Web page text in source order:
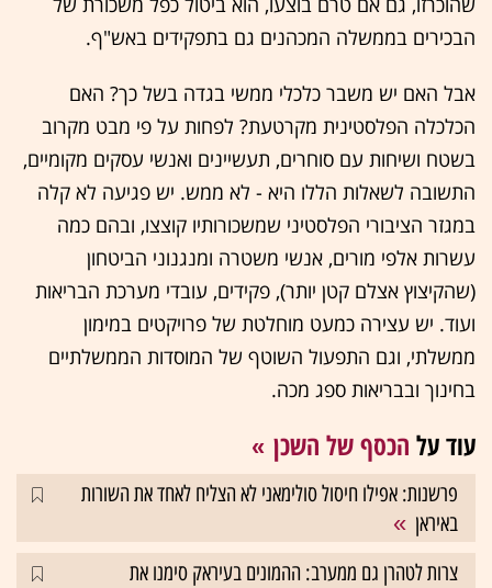
הבכירים בממשלה המכהנים גם בתפקידים באש"ף.
אבל האם יש משבר כלכלי ממשי בגדה בשל כך? האם
הכלכלה הפלסטינית מקרטעת? לפחות על פי מבט מקרוב
בשטח ושיחות עם סוחרים, תעשיינים ואנשי עסקים מקומיים,
התשובה לשאלות הללו היא - לא ממש. יש פגיעה לא קלה
במגזר הציבורי הפלסטיני שמשכורותיו קוצצו, ובהם כמה
עשרות אלפי מורים, אנשי משטרה ומנגנוני הביטחון
(שהקיצוץ אצלם קטן יותר), פקידים, עובדי מערכת הבריאות
ועוד. יש עצירה כמעט מוחלטת של פרויקטים במימון
ממשלתי, וגם התפעול השוטף של המוסדות הממשלתיים
בחינוך ובבריאות ספג מכה.
עוד על הכסף של השכן
פרשנות: אפילו חיסול סולימאני לא הצליח לאחד את השורות
באיראן
צרות לטהרן גם ממערב: ההמונים בעיראק סימנו את